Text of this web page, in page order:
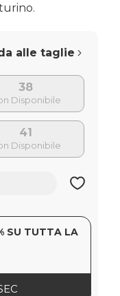
alle taglie
38
41
SU TUTTA LA